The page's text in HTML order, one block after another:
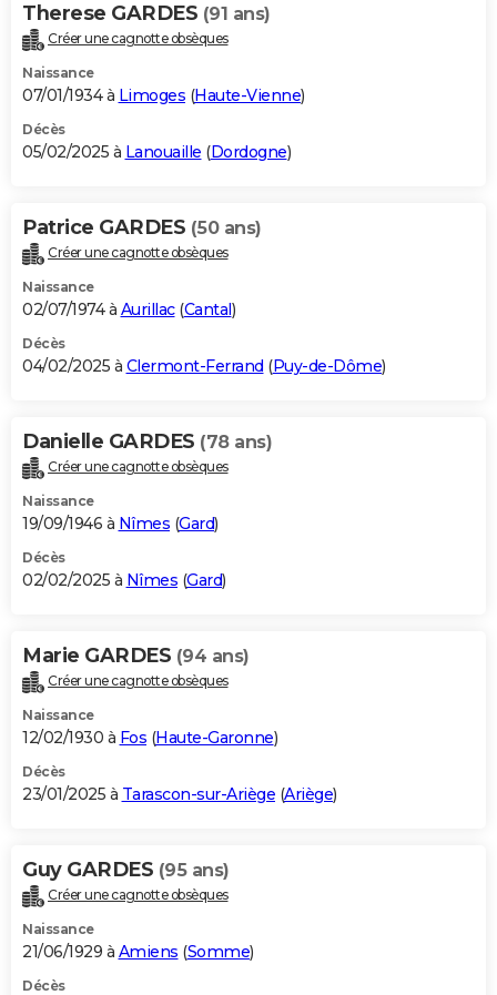
Therese GARDES (91 ans)
Créer une cagnotte obsèques
Naissance
07/01/1934 à Limoges (Haute-Vienne)
Décès
05/02/2025 à Lanouaille (Dordogne)
Patrice GARDES (50 ans)
Créer une cagnotte obsèques
Naissance
02/07/1974 à Aurillac(Cantal)
Décès
04/02/2025 à Clermont-Ferrand (Puy-de-Dôme)
Danielle GARDES (78 ans)
Créer une cagnotte obsèques
Naissance
19/09/1946 à Nîmes (Gard)
Décès
02/02/2025 à Nîmes (Gard)
Marie GARDES (94 ans)
Créer une cagnotte obsèques
Naissance
12/02/1930 à Fos (Haute-Garonne)
Décès
23/01/2025 à Tarascon-sur-Ariège (Ariège)
Guy GARDES (95 ans)
Créer une cagnotte obsèques
Naissance
21/06/1929 à Amiens (Somme)
Décès